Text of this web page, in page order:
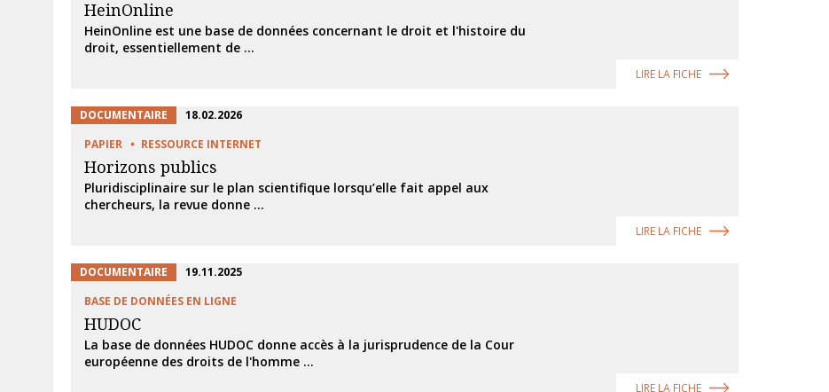
HeinOnline
HeinOnline est une base de données concernant le droit et l'histoire du
droit, essentiellement de ...
LIRE LA FICHE
DOCUMENTAIRE
18.02.2026
PAPIER
RESSOURCE INTERNET
Horizons publics
Pluridisciplinaire sur le plan scientifique lorsqu’elle fait appel aux
chercheurs, la revue donne ...
LIRE LA FICHE
DOCUMENTAIRE
19.11.2025
BASE DE DONNÉES EN LIGNE
HUDOC
La base de données HUDOC donne accès à la jurisprudence de la Cour
européenne des droits de l'homme ...
LIRE LA FICHE